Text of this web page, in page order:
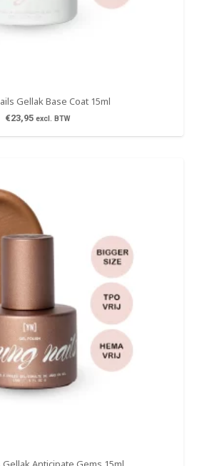
Gellak Base Coat 15ml
€23,95 excl. BTW